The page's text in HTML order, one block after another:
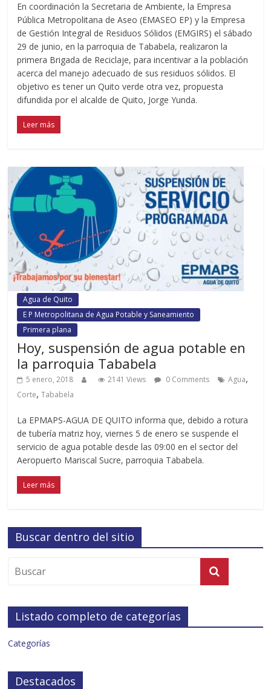
En coordinación la Secretaria de Ambiente, la Empresa
Pública Metropolitana de Aseo (EMASEO EP) y la Empresa
de Gestión Integral de Residuos Sólidos (EMGIRS) el sábado
29 de junio, en la parroquia de Tababela, realizaron la
primera Brigada de Reciclaje, para incentivar a la población
acerca del manejo adecuado de sus residuos sólidos. El
objetivo es tener un Quito verde otra vez, propuesta
difundida por el alcalde de Quito, Jorge Yunda.
Leer más
Agua de Quito
E P Metropolitana de Agua Potable y Saneamiento
Primera plana
Hoy, suspensión de agua potable en
la parroquia Tababela
5 enero, 2018 2141 Views 0 Comments Agua,
Corte,Tababela
La EPMAPS-AGUA DE QUITO informa que, debido a rotura
de tubería matriz hoy, viernes 5 de enero se suspende el
servicio de agua potable desde las 09:00 en el sector del
Aeropuerto Mariscal Sucre, parroquia Tababela.
Leer más
Buscar dentro del sitio
Listado completo de categorías
Categorías
Destacados